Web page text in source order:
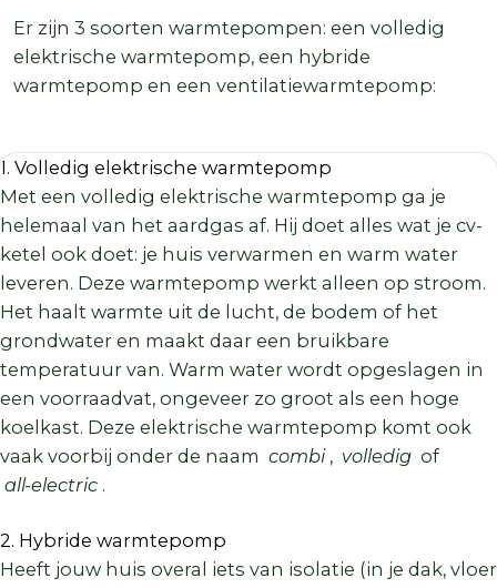
Er zijn 3 soorten warmtepompen: een volledig
elektrische warmtepomp, een hybride
warmtepomp en een ventilatiewarmtepomp:
1. Volledig elektrische warmtepomp
Met een volledig elektrische warmtepomp ga je
helemaal van het aardgas af. Hij doet alles wat je cv-
ketel ook doet: je huis verwarmen en warm water
leveren. Deze warmtepomp werkt alleen op stroom.
Het haalt warmte uit de lucht, de bodem of het
grondwater en maakt daar een bruikbare
temperatuur van. Warm water wordt opgeslagen in
een voorraadvat, ongeveer zo groot als een hoge
koelkast. Deze elektrische warmtepomp komt ook
vaak voorbij onder de naam combi , volledig of
all-electric .
2. Hybride warmtepomp
Heeft jouw huis overal iets van isolatie (in je dak, vloer